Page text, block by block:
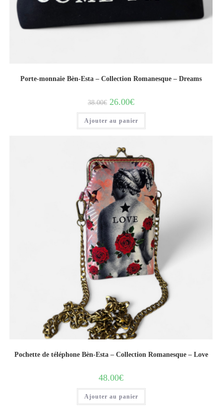
Porte-monnaie Bèn-Esta – Collection Romanesque – Dreams
38.00€ 26.00€
Ajouter au panier
Pochette de téléphone Bèn-Esta – Collection Romanesque – Love
48.00€
Ajouter au panier